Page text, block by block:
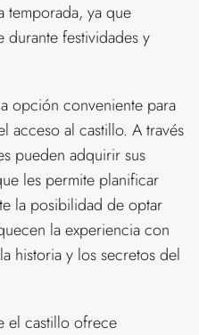
temporada, ya que
durante festividades y
opción conveniente para
acceso al castillo. A través
pueden adquirir sus
les permite planificar
la posibilidad de optar
la experiencia con
historia y los secretos del
el castillo ofrece